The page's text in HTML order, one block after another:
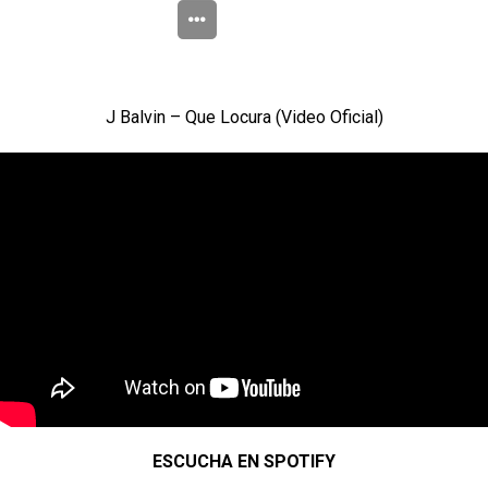
J Balvin – Que Locura (Video Oficial)
ESCUCHA EN SPOTIFY